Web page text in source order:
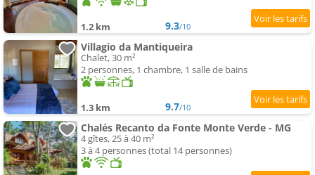
1.2 km 9.3/10
Villagio da Mantiqueira
Chalet, 30 m²
2 personnes, 1 chambre, 1 salle de bains
1.3 km 9.7/10
Chalés Recanto da Fonte Monte Verde - MG
4 gîtes, 25 à 40 m²
3 à 4 personnes (total 14 personnes)